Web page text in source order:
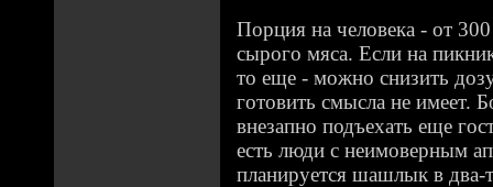
Порция на человека - от
сырого мяса. Если на
то еще - можно снизить
готовить смысла не имеет.
внезапно подъехать еще
есть люди с неимоверным
планируется шашлык в два-